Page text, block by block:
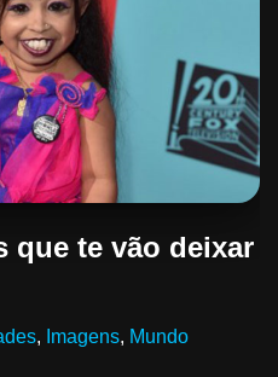
que te vão deixar
, Imagens, Mundo